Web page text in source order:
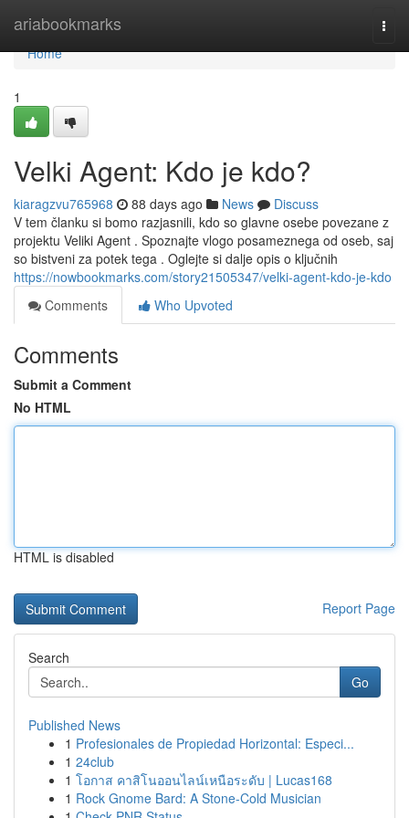
ariabookmarks
Home
Home
1
Velki Agent: Kdo je kdo?
kiaragzvu765968 88 days ago News
Discuss
V tem članku si bomo razjasnili, kdo so glavne osebe povezane z
projektu Veliki Agent . Spoznajte vlogo posameznega od oseb, saj
so bistveni za potek tega . Oglejte si dalje opis o ključnih
https://nowbookmarks.com/story21505347/velki-agent-kdo-je-kdo
Comments
Who Upvoted
Comments
Submit a Comment
No HTML
HTML is disabled
Report Page
Search
Go
Published News
1 Profesionales de Propiedad Horizontal: Especi...
1 24club
1 โอกาส คาสิโนออนไลน์เหนือระดับ | Lucas168
1 Rock Gnome Bard: A Stone-Cold Musician